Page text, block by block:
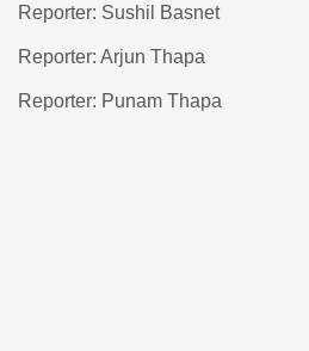
Reporter: Sushil Basnet
Reporter: Arjun Thapa
Reporter: Punam Thapa